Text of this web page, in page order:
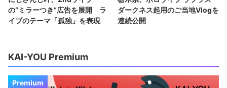
の“ミラーつき”広告を展開 ラ
イブのテーマ「孤独」を表現
ダークネス起用のご当地Vlogを
連続公開
KAI-YOU Premium
Premium